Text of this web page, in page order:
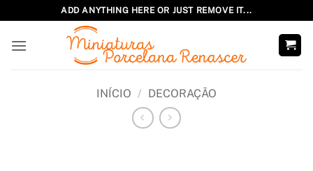
to
content
ADD ANYTHING HERE OR JUST REMOVE IT...
INÍCIO / DECORAÇÃO